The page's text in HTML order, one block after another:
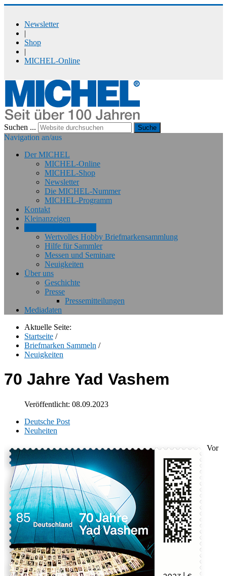
Newsletter
|
Shop
|
MICHEL-Online
Suchen ... Suche
Navigation an/aus
Der MICHEL
MICHEL-Online
MICHEL-Shop
Newsletter
Die MICHEL-Nummer
MICHEL-Programm
Kontakt
Kleinanzeigen
Wertvolles Hobby Briefmarkensammlung
Hilfe für Sammler
Messen und Seminare
Neuigkeiten
Über uns
Geschichte
Presse
Pressemitteilungen
Mediadaten
Aktuelle Seite:
Startseite /
Briefmarken Sammeln /
Neuigkeiten
70 Jahre Yad Vashem
Veröffentlicht: 08.09.2023
Deutsche Post
Neuheiten
Vor